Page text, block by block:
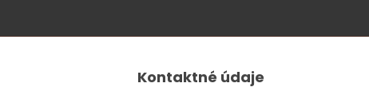
Kontaktné údaje